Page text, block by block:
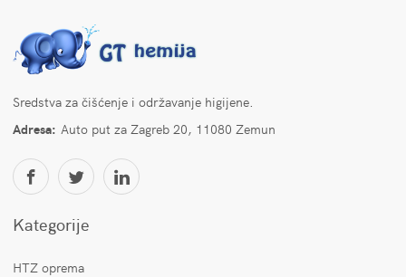
Sredstva za čišćenje i održavanje higijene.
Adresa: Auto put za Zagreb 20, 11080 Zemun
Kategorije
HTZ oprema